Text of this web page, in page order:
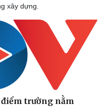
xây dựng.
trường nằm